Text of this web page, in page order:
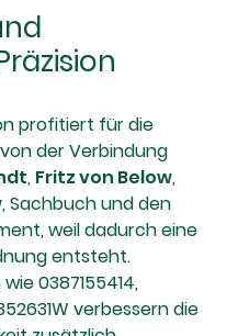
profitiert für die
der Verbindung
, Fritz von Below,
, Sachbuch und den
weil dadurch eine
entsteht.
0387155414,
verbessern die